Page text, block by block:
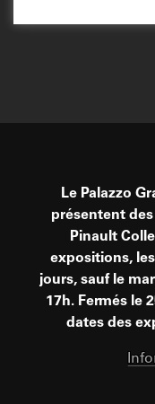
Le Palazzo
présentent
Pinault
expositions,
jours, sauf le
17h. Fermés le
dates des